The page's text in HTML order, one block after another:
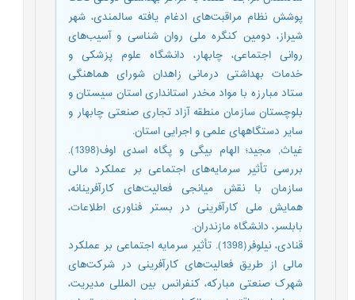
پوشش نظام مراقبت‌های ادغام یافته سالمندی، شهر
شیراز، دومین کنگره ملی روان شناسی و آسیب‌های
روانی اجتماعی، چابهار، دانشگاه علوم پزشکی و
خدمات بهداشتی درمانی زاهدان شورای هماهنگی
ستاد مبارزه با مواد مخدر استانداری استان سیستان و
بلوچستان سازمان منطقه آزاد تجاری صنعتی چابهار و
سایر دستگاههای علمی و اجرایی استان.
غیاث, مجید؛ الهام بیگی و پگاه اسدی اوف(1398).
بررسی تأثیر سرمایه‌های اجتماعی بر عملکرد مالی
سازمان با نقش میانجی فعالیت‌های کارآفرینانه،
همایش ملی کارآفرینی در بستر فناوری اطلاعات،
بابلسر، دانشگاه مازندران.
قنادی، نیلوفر(1398). تأثیر سرمایه اجتماعی بر عملکرد
مالی از طریق فعالیت‌های کارآفرینی در شرکت‌های
شهرک صنعتی مبارکه، کنفرانس بین المللی مدیریت،